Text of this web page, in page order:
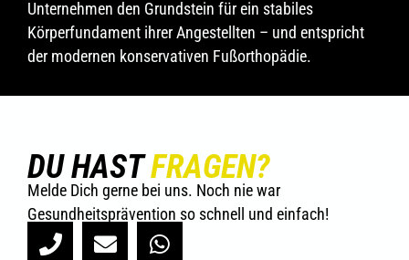
Unternehmen den Grundstein für ein stabiles
Körperfundament ihrer Angestellten – und entspricht
der modernen konservativen Fußorthopädie.
DU HASTFRAGEN?
Melde Dich gerne bei uns. Noch nie war
Gesundheitsprävention so schnell und einfach!